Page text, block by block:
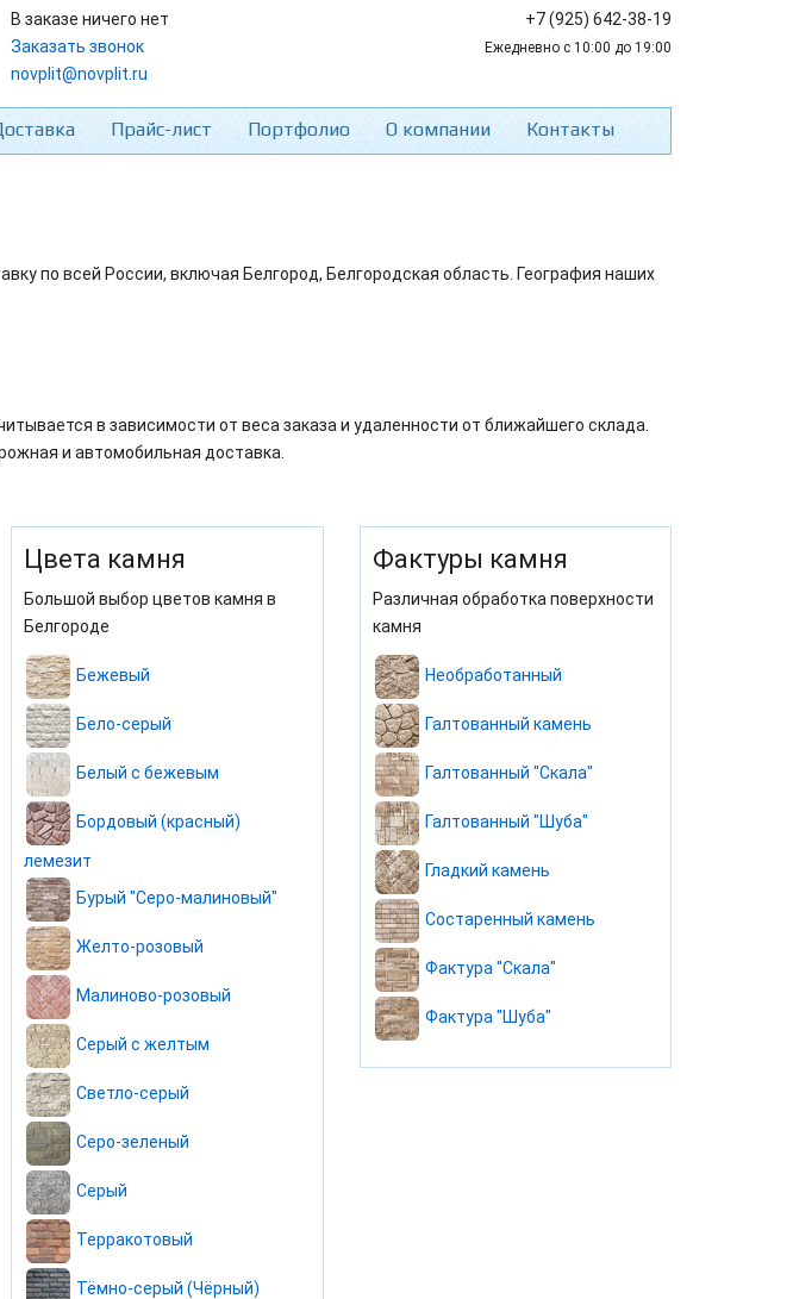
В заказе ничего нет
Заказать звонок
novplit@novplit.ru
+7 (925) 642-38-19
Ежедневно с 10:00 до 19:00
Прайс-лист Портфолио О компании Контакты
по всей России, включая Белгород, Белгородская область. География наших
в зависимости от веса заказа и удаленности от ближайшего склада.
и автомобильная доставка.
Цвета камня
Большой выбор цветов камня в
Белгороде
Бежевый
Бело-серый
Белый с бежевым
Бордовый (красный)
лемезит
Бурый "Серо-малиновый"
Желто-розовый
Малиново-розовый
Серый с желтым
Светло-серый
Серо-зеленый
Серый
Терракотовый
Тёмно-серый (Чёрный)
Фактуры камня
Различная обработка поверхности
камня
Необработанный
Галтованный камень
Галтованный "Скала"
Галтованный "Шуба"
Гладкий камень
Состаренный камень
Фактура "Скала"
Фактура "Шуба"